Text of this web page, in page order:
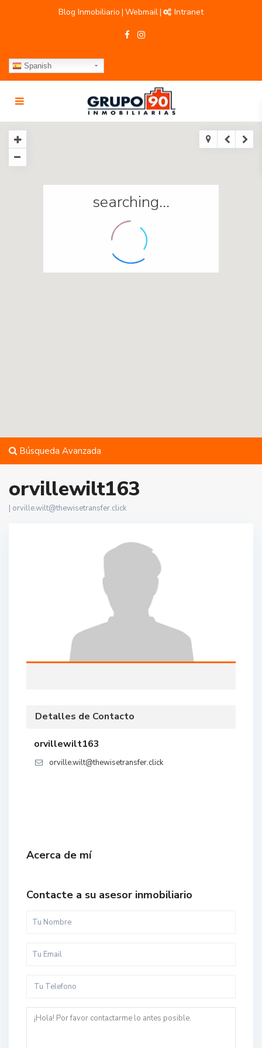
Blog Inmobiliario | Webmail| Intranet
Spanish
searching...
Búsqueda Avanzada
orvillewilt163
orville.wilt@thewisetransfer.click
Detalles de Contacto
orvillewilt163
orville.wilt@thewisetransfer.click
Acerca de mí
Contacte a su asesor inmobiliario